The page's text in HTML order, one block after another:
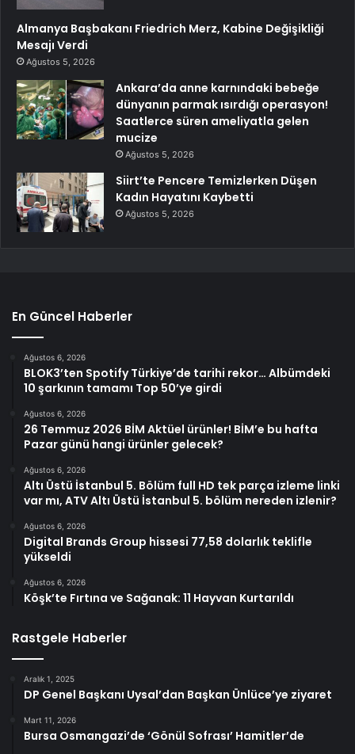
Almanya Başbakanı Friedrich Merz, Kabine Değişikliği
Mesajı Verdi
Ağustos 5, 2026
Ankara’da anne karnındaki bebeğe
dünyanın parmak ısırdığı operasyon!
Saatlerce süren ameliyatla gelen
mucize
Ağustos 5, 2026
Siirt’te Pencere Temizlerken Düşen
Kadın Hayatını Kaybetti
Ağustos 5, 2026
En Güncel Haberler
Ağustos 6, 2026
BLOK3’ten Spotify Türkiye’de tarihi rekor… Albümdeki
10 şarkının tamamı Top 50’ye girdi
Ağustos 6, 2026
26 Temmuz 2026 BİM Aktüel ürünler! BİM’e bu hafta
Pazar günü hangi ürünler gelecek?
Ağustos 6, 2026
Altı Üstü İstanbul 5. Bölüm full HD tek parça izleme linki
var mı, ATV Altı Üstü İstanbul 5. bölüm nereden izlenir?
Ağustos 6, 2026
Digital Brands Group hissesi 77,58 dolarlık teklifle
yükseldi
Ağustos 6, 2026
Köşk’te Fırtına ve Sağanak: 11 Hayvan Kurtarıldı
Rastgele Haberler
Aralık 1, 2025
DP Genel Başkanı Uysal’dan Başkan Ünlüce’ye ziyaret
Mart 11, 2026
Bursa Osmangazi’de ‘Gönül Sofrası’ Hamitler’de